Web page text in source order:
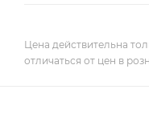
Цена действительна
отличаться от цен в